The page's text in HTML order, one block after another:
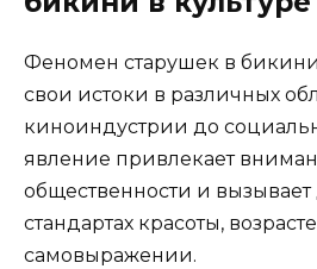
Феномен старушек в
свои истоки в различных
киноиндустрии до
явление привлекает
общественности и
стандартах красоты,
самовыражении.